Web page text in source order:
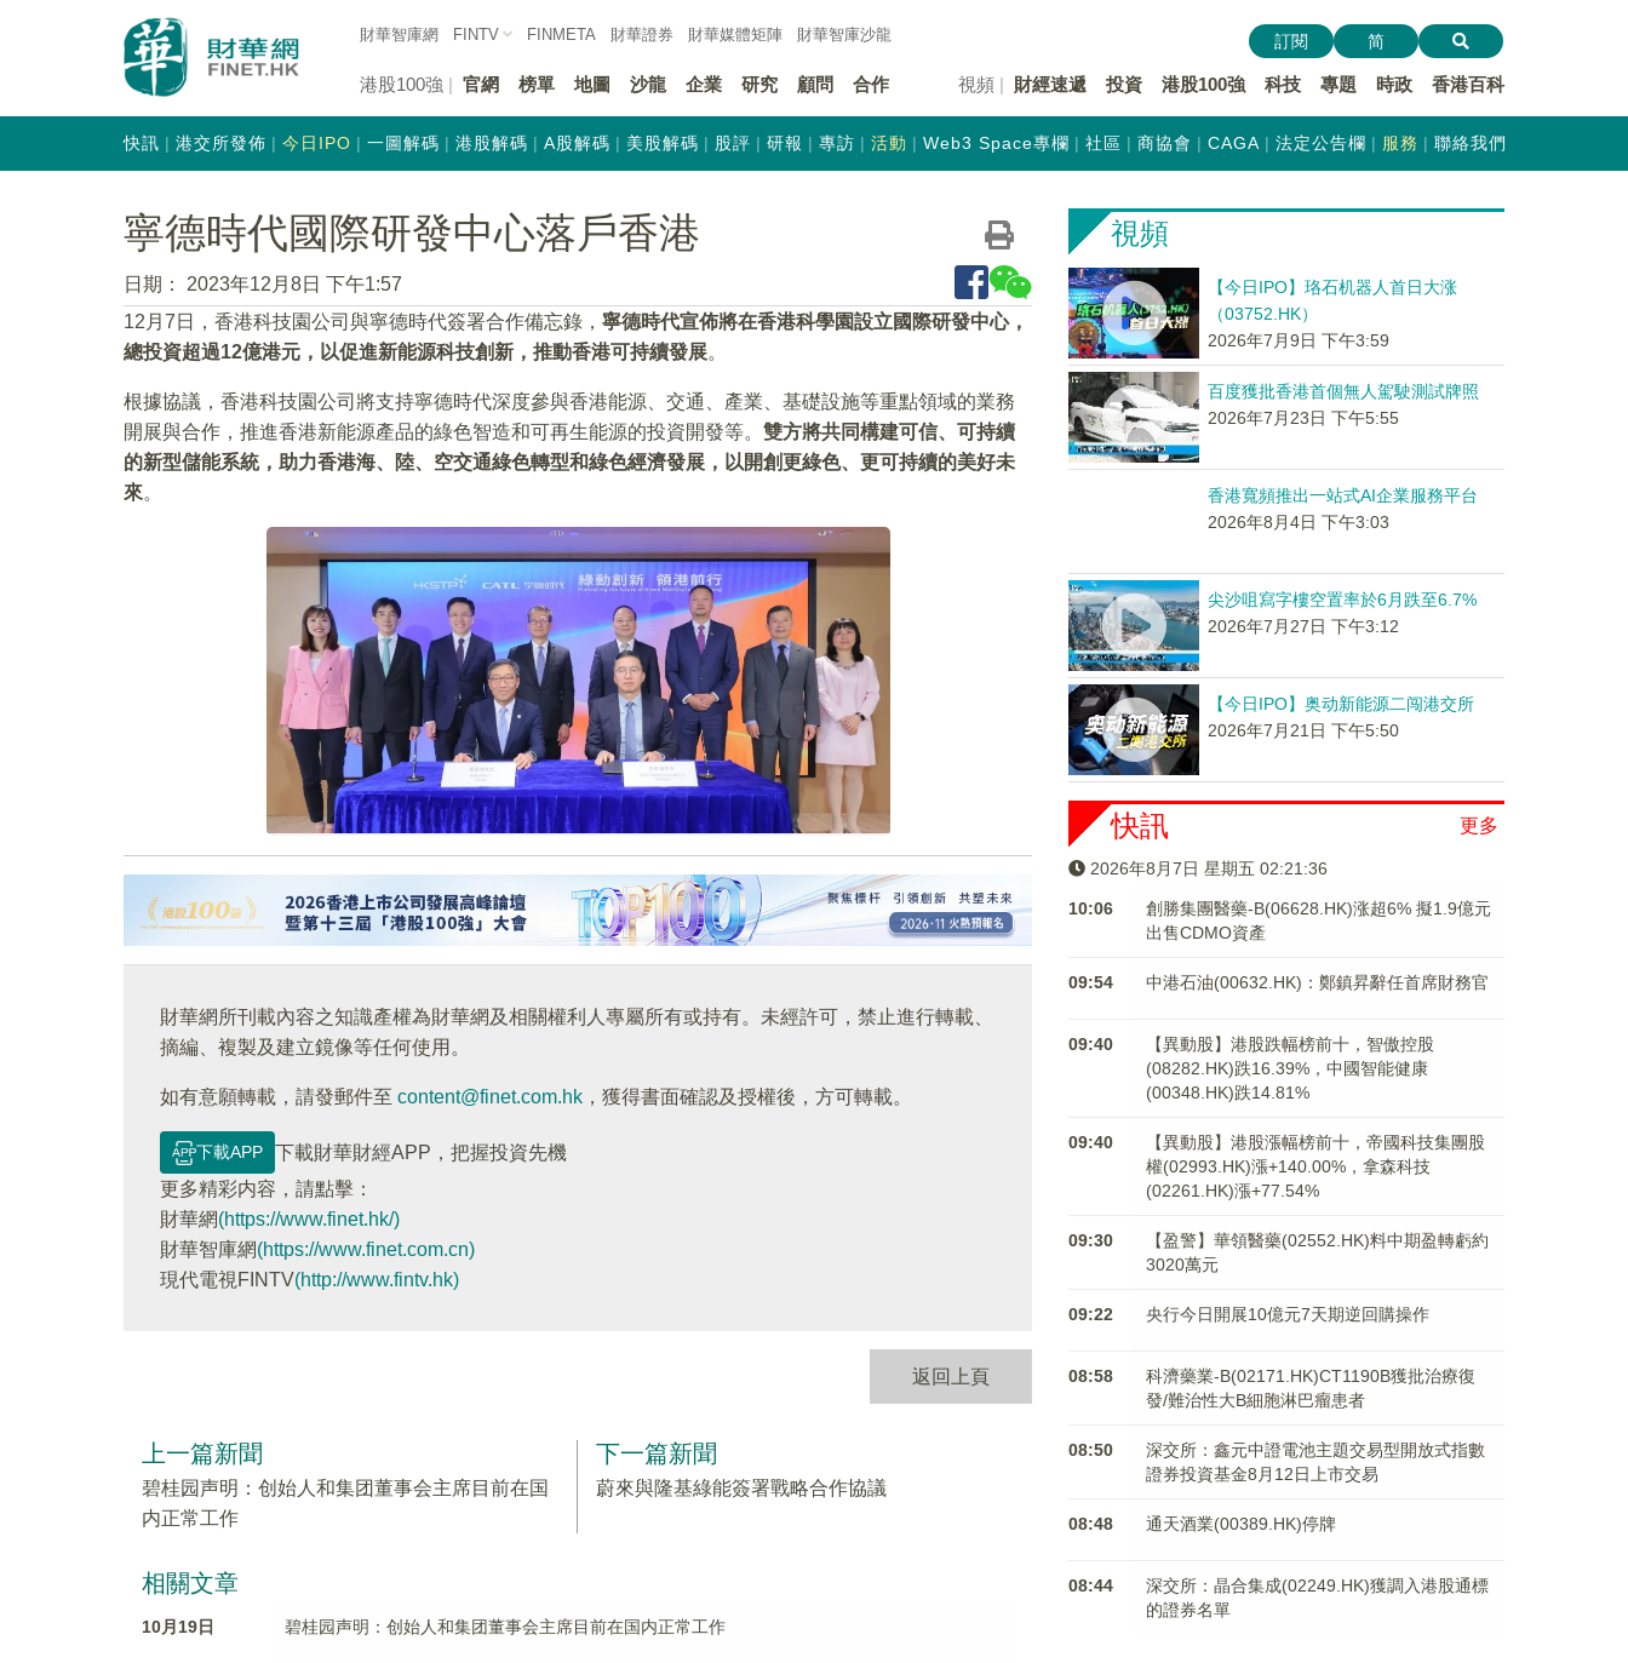
財華智庫網 FINTV FINMETA 財華證券 財華媒體矩陣 財華智庫沙龍
港股100強 官網 榜單 地圖 沙龍 企業 研究 顧問 合作 視頻 財經速遞 投資 港股100強 科技 專題 時政 香港百科
訂閱 简
快訊 港交所發佈 今日IPO 一圖解碼 港股解碼 A股解碼 美股解碼 股評 研報 專訪 活動 Web3 Space專欄 社區 商協會 CAGA 法定公告欄 服務 聯絡我們
寧德時代國際研發中心落戶香港
日期：
2023年12月8日 下午1:57
12月7日，香港科技園公司與寧德時代簽署合作備忘錄， 寧德時代宣佈將在香港科學園設立國際研發中心，
總投資超過12億港元，以促進新能源科技創新，推動香港可持續發展。
根據協議，香港科技園公司將支持寧德時代深度參與香港能源、交通、產業、基礎設施等重點領域的業務
開展與合作，推進香港新能源產品的綠色智造和可再生能源的投資開發等。 雙方將共同構建可信、可持續
的新型儲能系統，助力香港海、陸、空交通綠色轉型和綠色經濟發展，以開創更綠色、更可持續的美好未
來。
財華網所刊載內容之知識產權為財華網及相關權利人專屬所有或持有。未經許可，禁止進行轉載、
摘編、複製及建立鏡像等任何使用。
如有意願轉載，請發郵件至 content@finet.com.hk ，獲得書面確認及授權後，方可轉載。
下載APP
下載財華財經APP，把握投資先機
更多精彩内容，請點擊：
財華網(https://www.finet.hk/)
財華智庫網(https://www.finet.com.cn)
現代電視FINTV(http://www.fintv.hk)
返回上頁
上一篇新聞
碧桂园声明：创始人和集团董事会主席目前在国
内正常工作
下一篇新聞
蔚來與隆基綠能簽署戰略合作協議
相關文章
10月19日 碧桂园声明：创始人和集团董事会主席目前在国内正常工作
視頻
【今日IPO】珞石机器人首日大涨
（03752.HK）
2026年7月9日 下午3:59
百度獲批香港首個無人駕駛測試牌照
2026年7月23日 下午5:55
香港寬頻推出一站式AI企業服務平台
2026年8月4日 下午3:03
尖沙咀寫字樓空置率於6月跌至6.7%
2026年7月27日 下午3:12
【今日IPO】奥动新能源二闯港交所
2026年7月21日 下午5:50
更多
快訊
2026年8月7日 星期五 02:21:37
10:06
創勝集團醫藥-B(06628.HK)涨超6% 擬1.9億元
出售CDMO資產
09:54 中港石油(00632.HK)：鄭鎮昇辭任首席財務官
09:40
【異動股】港股跌幅榜前十，智傲控股
(08282.HK)跌16.39%，中國智能健康
(00348.HK)跌14.81%
09:40
【異動股】港股漲幅榜前十，帝國科技集團股
權(02993.HK)漲+140.00%，拿森科技
(02261.HK)漲+77.54%
09:30
【盈警】華領醫藥(02552.HK)料中期盈轉虧約
3020萬元
09:22 央行今日開展10億元7天期逆回購操作
08:58
科濟藥業-B(02171.HK)CT1190B獲批治療復
發/難治性大B細胞淋巴瘤患者
08:50
深交所：鑫元中證電池主題交易型開放式指數
證券投資基金8月12日上市交易
08:48 通天酒業(00389.HK)停牌
08:44
深交所：晶合集成(02249.HK)獲調入港股通標
的證券名單